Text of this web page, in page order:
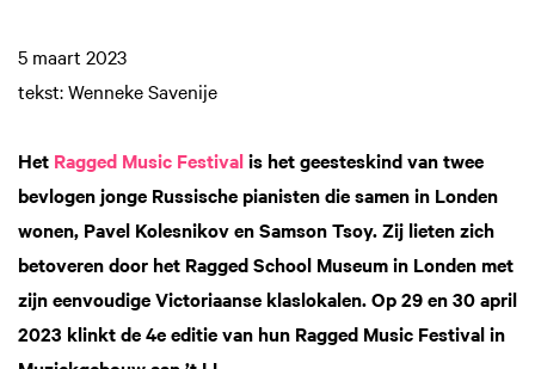
5 maart 2023
tekst: Wenneke Savenije
Het Ragged Music Festivalis het geesteskind van twee
bevlogen jonge Russische pianisten die samen in Londen
wonen, Pavel Kolesnikov en Samson Tsoy. Zij lieten zich
betoveren door het Ragged School Museum in Londen met
zijn eenvoudige Victoriaanse klaslokalen. Op 29 en 30 april
2023 klinkt de 4e editie van hun Ragged Music Festival in